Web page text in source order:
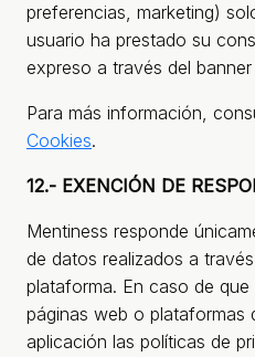
preferencias, marketing)
usuario ha prestado su
expreso a través del
Para más información,
Cookies.
12.- EXENCIÓN DE
Mentiness responde
de datos realizados a
plataforma. En caso de
páginas web o plataformas
aplicación las políticas de